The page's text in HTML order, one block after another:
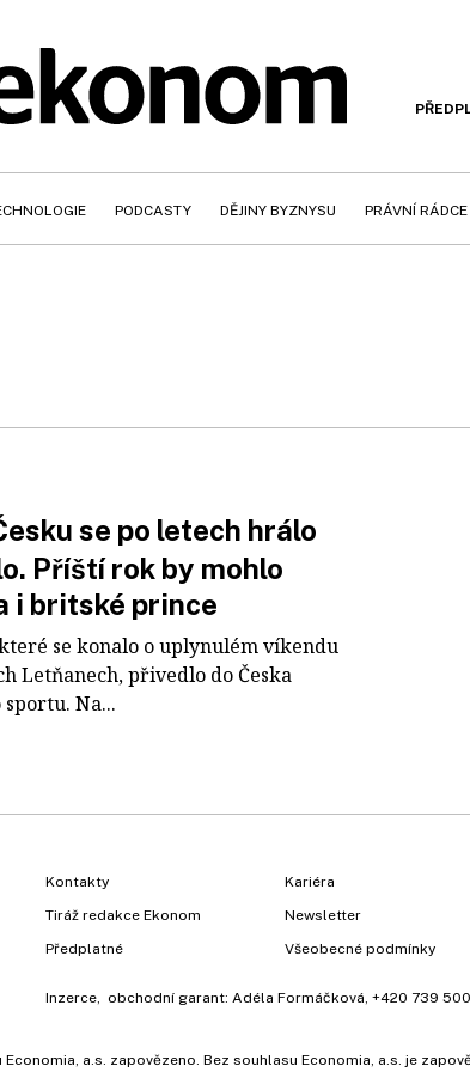
PODCASTY DĚJINY BYZNYSU PRÁVNÍ RÁDCE
se po letech hrálo
Příští rok by mohlo
i britské prince
se konalo o uplynulém víkendu
Letňanech, přivedlo do Česka
Na...
Kontakty
Tiráž redakce Ekonom
Předplatné
Kariéra
Newsletter
Všeobecné podmínky
Inzerce , obchodní garant: Adéla Formáčková +420 739
a.s. zapovězeno. Bez souhlasu Economia, a.s. je